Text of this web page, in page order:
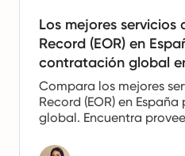
Los mejores servicios
Record (EOR) en
contratación global
Compara los mejores
Record (EOR) en
global. Encuentra
y cumplimiento para